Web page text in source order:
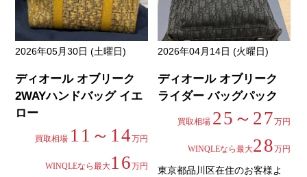
2026年05月30日 (土曜日)
ディオール オブリーク
2WAYハンドバッグ イエ
ロー
買取相場 11～14万円
WINQLEなら最大16万円
2026年04月14日 (火曜日)
ディオール オブリーク
ライダー バッグパック
買取相場 25～27万円
WINQLEなら最大28万円
東京都品川区在住のお客様よ